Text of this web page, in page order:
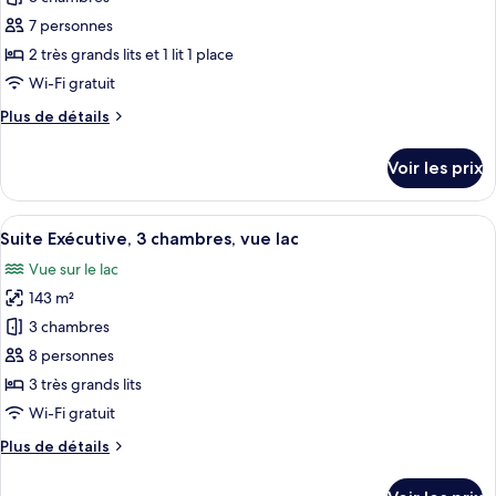
vue
lac
ce
type
de
chambre :
Suite,
vue
lac
(Grand
Deluxe)
7 personnes
2 très grands lits et 1 lit 1 place
Wi-Fi gratuit
Plus de détails
Plus
le
type
de
Suite,
3
chambres,
vue
lac
(Grand
Deluxe)
Voir les prix
Afficher
toutes
les
photos
pour
ce
type
de
chambre :
Suite
Une chambre d’hôtel avec un
9
Suite Exécutive, 3 chambres, vue lac
Vue sur le lac
143 m²
3 chambres
8 personnes
3 très grands lits
Wi-Fi gratuit
Plus de détails
Plus